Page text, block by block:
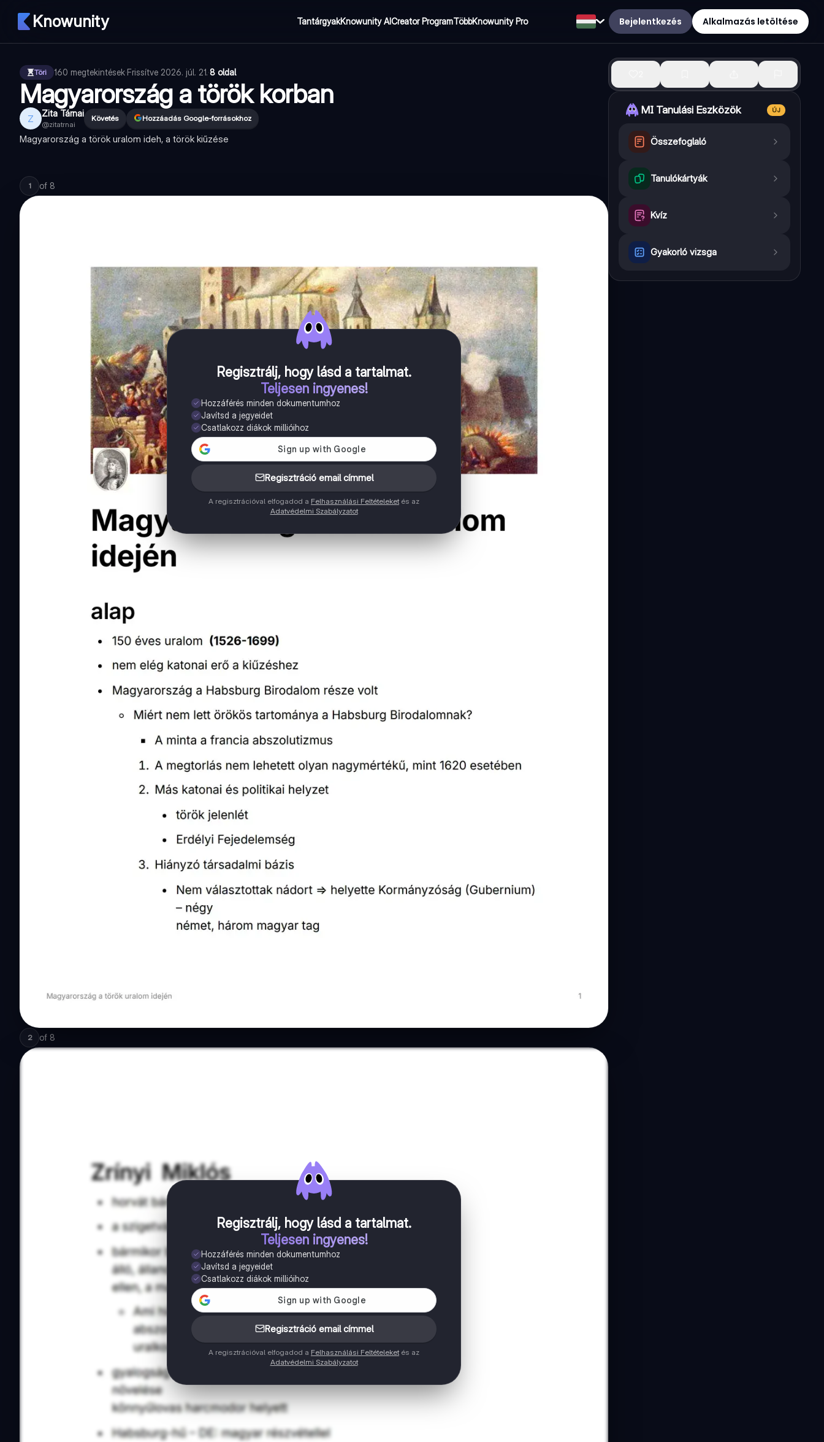
Knowunity TantárgyakKnowunity AICreator ProgramTöbbKnowunity Pro Bejelentkezés Alkalmazás letöltése
Töri 160 megtekintések·Frissítve 2026. júl. 21.·8 oldal
Magyarország a török korban
Z Zita Tárnai
@zitatrnai
Követés Hozzáadás Google-forrásokhoz
Magyarország a török uralom ideh, a török kiűzése
1 of 8
Regisztrálj, hogy lásd a tartalmat.
Teljesen ingyenes!
Hozzáférés minden dokumentumhoz
Javítsd a jegyeidet
Csatlakozz diákok millióihoz
Regisztráció email címmel
A regisztrációval elfogadod a Felhasználási Feltételeket és az
Adatvédelmi Szabályzatot
2 of 8
Regisztrálj, hogy lásd a tartalmat.
Teljesen ingyenes!
Hozzáférés minden dokumentumhoz
Javítsd a jegyeidet
Csatlakozz diákok millióihoz
Regisztráció email címmel
A regisztrációval elfogadod a Felhasználási Feltételeket és az
Adatvédelmi Szabályzatot
MI Tanulási Eszközök ÚJ
Összefoglaló
Tanulókártyák
Kvíz
Gyakorló vizsga